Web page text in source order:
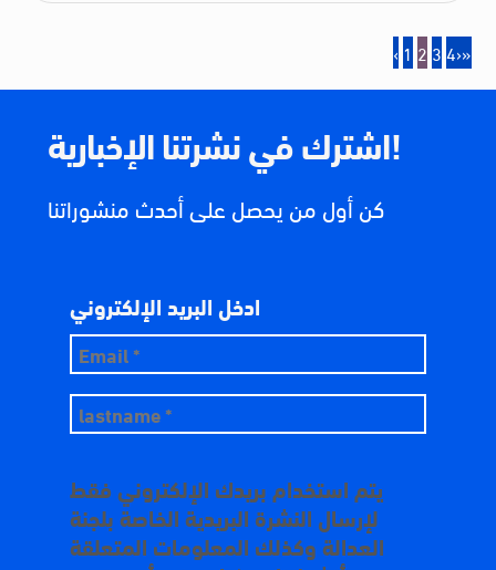
‹ 1 2 34›»
اشترك في نشرتنا الإخبارية!
كن أول من يحصل على أحدث منشوراتنا
ادخل البريد الإلكتروني
يتم استخدام بريدك الإلكتروني فقط
لإرسال النشرة البريدية الخاصة بلجنة
العدالة وكذلك المعلومات المتعلقة